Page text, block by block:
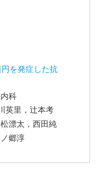
を発症した抗
科
英里，辻本考
漂太，西田純
郷淳